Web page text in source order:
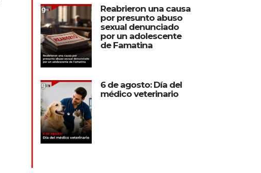
Reabrieron una causa
por presunto abuso
sexual denunciado
por un adolescente
de Famatina
6 de agosto: Día del
médico veterinario